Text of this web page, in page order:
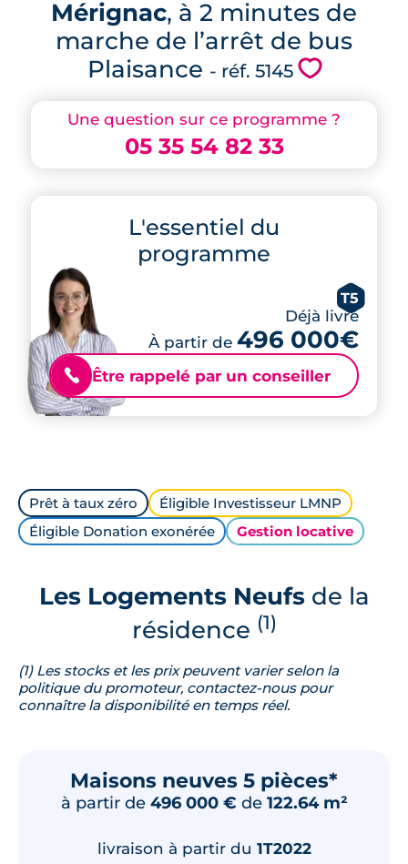
Une question sur ce programme ?
05 35 54 82 33
L'essentiel du
programme
T5
Déjà livré
À partir de 496 000€
📞 Être rappelé par un conseiller
Mérignac, à 2 minutes de
marche de l’arrêt de bus
Plaisance - réf. 5145 💗
Prêt à taux zéro
Éligible Investisseur LMNP
Éligible Donation exonérée
Gestion locative
Les Logements Neufsde la
résidence (1)
(1) Les stocks et les prix peuvent varier selon la
politique du promoteur, contactez-nous pour
connaître la disponibilité en temps réel.
Maisons neuves 5 pièces*
à partir de 496 000 € de 122.64 m²
livraison à partir du 1T2022